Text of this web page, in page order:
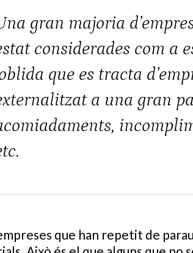
gran majoria
considerades com a
que es tracta
a una gran
que han repetit de